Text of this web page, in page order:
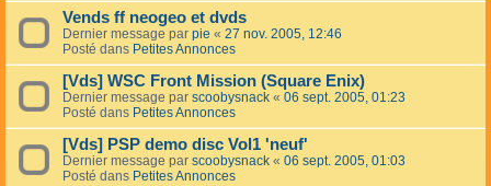
Vends ff neogeo et dvds
Dernier message par pie « 27 nov. 2005, 12:46
Posté dans Petites Annonces
[Vds] WSC Front Mission (Square Enix)
Dernier message par scoobysnack « 06 sept. 2005, 01:23
Posté dans Petites Annonces
[Vds] PSP demo disc Vol1 'neuf'
Dernier message par scoobysnack « 06 sept. 2005, 01:03
Posté dans Petites Annonces